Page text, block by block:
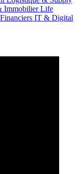
ImmobilierLife
IT & Digital